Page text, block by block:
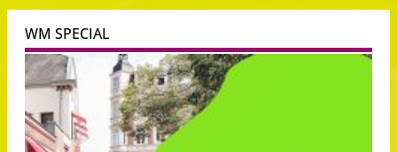
WM SPECIAL